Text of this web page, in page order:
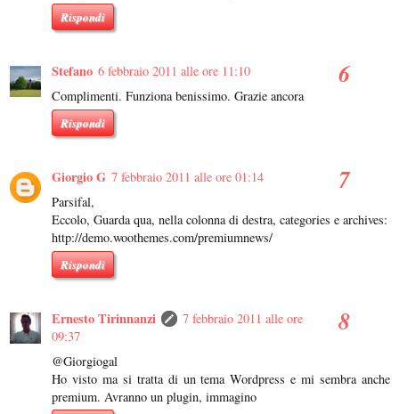
Rispondi
Stefano 6 febbraio 2011 alle ore 11:10
Complimenti. Funziona benissimo. Grazie ancora
Rispondi
Giorgio G 7 febbraio 2011 alle ore 01:14
Parsifal,
Eccolo, Guarda qua, nella colonna di destra, categories e archives:
http://demo.woothemes.com/premiumnews/
Rispondi
Ernesto Tirinnanzi
7 febbraio 2011 alle ore
09:37
@Giorgiogal
Ho visto ma si tratta di un tema Wordpress e mi sembra anche
premium. Avranno un plugin, immagino